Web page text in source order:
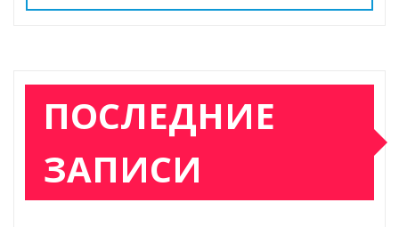
ki ь
ПОСЛЕДНИЕ
ЗАПИСИ